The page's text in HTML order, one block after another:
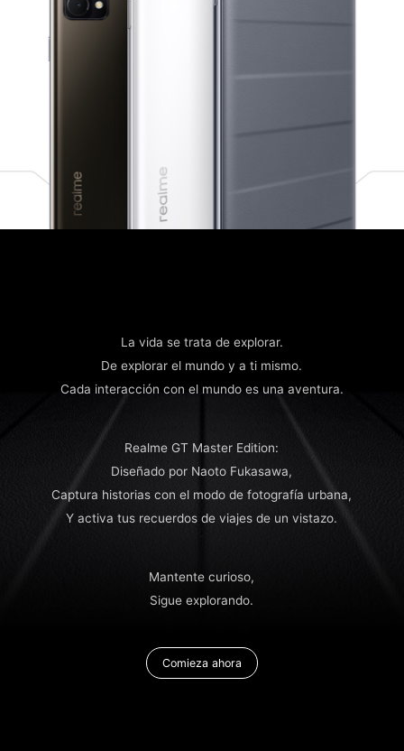
La vida se trata de explorar.
De explorar el mundo y a ti mismo.
Cada interacción con el mundo es una aventura.
Realme GT Master Edition:
Diseñado por Naoto Fukasawa,
Captura historias con el modo de fotografía urbana,
Y activa tus recuerdos de viajes de un vistazo.
Mantente curioso,
Sigue explorando.
Comieza ahora